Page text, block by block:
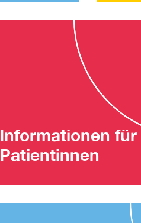
Informationen für
Patientinnen